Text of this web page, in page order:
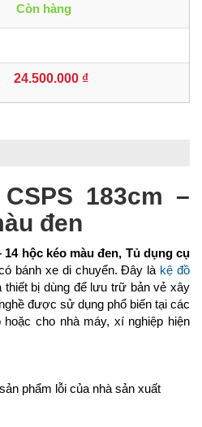
Còn hàng
24.500.000 ₫
183cm –
đen
14 hộc kéo màu đen, Tủ dụng cụ
bánh xe di chuyển. Đây là kệ đồ
thiết bị dùng để lưu trữ bản vẻ xây
được sử dụng phổ biến tại các
cho nhà máy, xí nghiệp hiện
phẩm lỗi của nhà sản xuất